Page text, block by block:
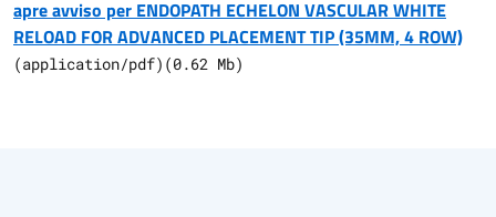
apre avviso per ENDOPATH ECHELON VASCULAR WHITE
RELOAD FOR ADVANCED PLACEMENT TIP (35MM, 4 ROW)
(application/pdf) (0.62 Mb)